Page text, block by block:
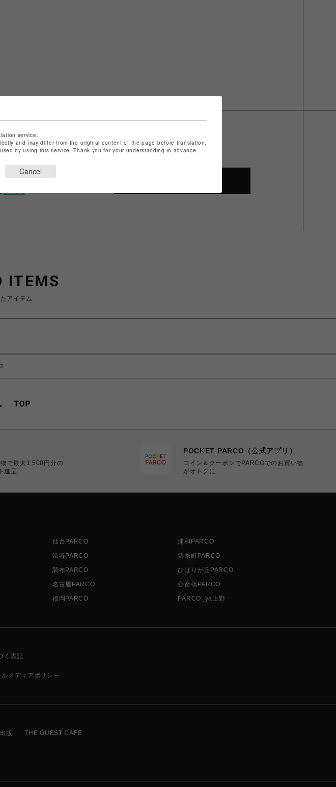
ITEMS
アイテム
で最大1,500円分の
進呈
POCKET PARCO（公式アプリ）
コイン＆クーポンでPARCOでのお買い物
がオトクに
仙台PARCO
浦和PARCO
渋谷PARCO
錦糸町PARCO
調布PARCO
ひばりが丘PARCO
名古屋PARCO
心斎橋PARCO
福岡PARCO PARCO_ya上野
く表記
ルメディアポリシー
版 THE GUEST CAFE
service.
and may differ from the original content of the page before translation.
by using this service. Thank you for your understanding in advance.
Cancel